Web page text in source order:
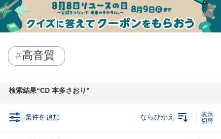
高音質
検索結果 CD 本多さおり
条件を追加 ならびかえ